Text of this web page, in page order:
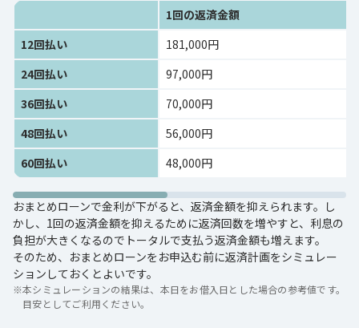
1回の返済金額
12回払い
181,000円
24回払い
97,000円
36回払い
70,000円
48回払い
56,000円
60回払い
48,000円
おまとめローンで金利が下がると、返済金額を抑えられます。し
かし、1回の返済金額を抑えるために返済回数を増やすと、利息の
負担が大きくなるのでトータルで支払う返済金額も増えます。
そのため、おまとめローンをお申込む前に返済計画をシミュレー
ションしておくとよいです。
※本シミュレーションの結果は、本日をお借入日とした場合の参考値です。
目安としてご利用ください。